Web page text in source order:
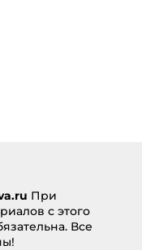
При
с этого
Все